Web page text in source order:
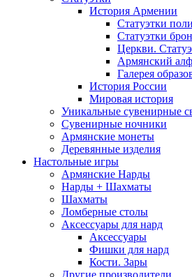
История Армении
Статуэтки
Статуэтки
Церкви.
Армянский
Галерея
История России
Мировая история
Уникальные сувенирные
Сувенирные ночники
Армянские монеты
Деревянные изделия
Настольные игры
Армянские Нарды
Нарды + Шахматы
Шахматы
Ломберные столы
Аксессуары для нард
Аксессуары
Фишки для нард
Кости. Зары
Другие производители